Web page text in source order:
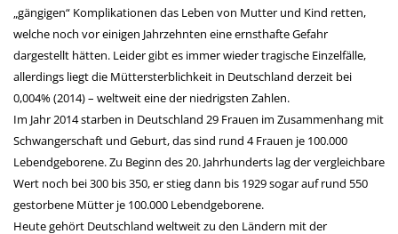
„gängigen“ Komplikationen das Leben von Mutter und Kind retten,
welche noch vor einigen Jahrzehnten eine ernsthafte Gefahr
dargestellt hätten. Leider gibt es immer wieder tragische Einzelfälle,
allerdings liegt die Müttersterblichkeit in Deutschland derzeit bei
0,004% (2014) – weltweit eine der niedrigsten Zahlen.
Im Jahr 2014 starben in Deutschland 29 Frauen im Zusammenhang mit
Schwangerschaft und Geburt, das sind rund 4 Frauen je 100.000
Lebendgeborene. Zu Beginn des 20. Jahrhunderts lag der vergleichbare
Wert noch bei 300 bis 350, er stieg dann bis 1929 sogar auf rund 550
gestorbene Mütter je 100.000 Lebendgeborene.
Heute gehört Deutschland weltweit zu den Ländern mit der